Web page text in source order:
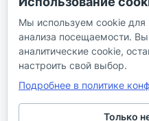
г. Краснодар (Центр),
ул. Чкалова, 167
Мы используем cookie для
анализа посещаемости.
аналитические cookie,
настроить свой выбор.
Подробнее в политике
Только